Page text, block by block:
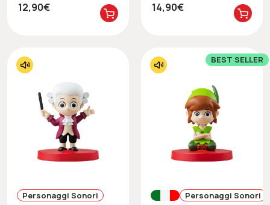
12,90€ 14,90€
Personaggi Sonori
BEST SELLER
Personaggi Sonori